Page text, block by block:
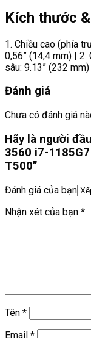
Kích thước
1. Chiều cao (phía
0,56” (14,4 mm) | 2.
sâu: 9.13” (232
Đánh giá
Chưa có đánh giá
Hãy là người
3560 i7-
T500”
Đánh giá của bạn
Nhận xét của bạn *
Tên *
Email *